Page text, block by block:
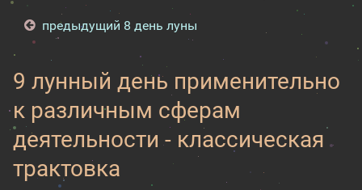
предыдущий 8 день луны
9 лунный день применительно
к различным сферам
деятельности - классическая
трактовка